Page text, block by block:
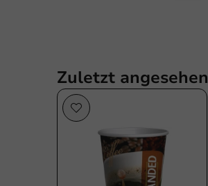
Zuletzt angesehen